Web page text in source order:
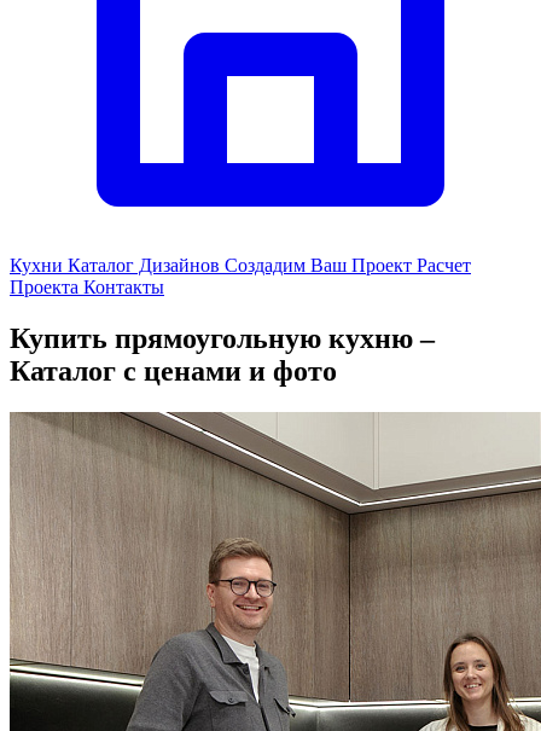
Кухни Каталог Дизайнов Создадим Ваш Проект Расчет
Проекта Контакты
Купить прямоугольную кухню –
Каталог с ценами и фото